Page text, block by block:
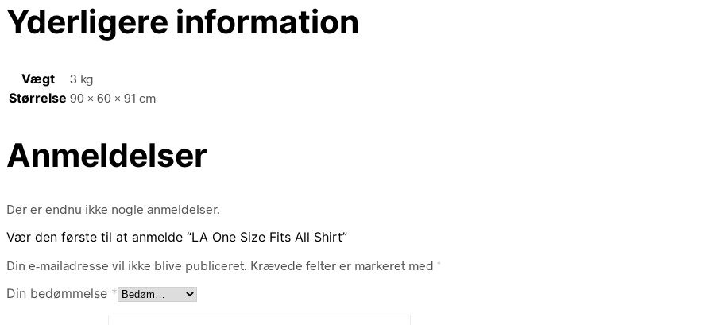
Yderligere information
Vægt 3 kg
Størrelse 90 × 60 × 91 cm
Anmeldelser
Der er endnu ikke nogle anmeldelser.
Vær den første til at anmelde “LA One Size Fits All Shirt”
Din e-mailadresse vil ikke blive publiceret. Krævede felter er markeret med *
Din bedømmelse *